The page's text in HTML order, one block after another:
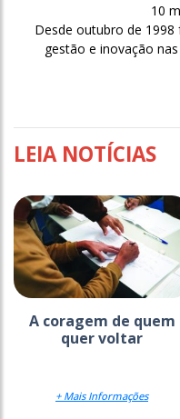
10
Desde outubro de
gestão e inovação
LEIA NOTÍCIAS
A coragem de quem
quer voltar
+ Mais Informações